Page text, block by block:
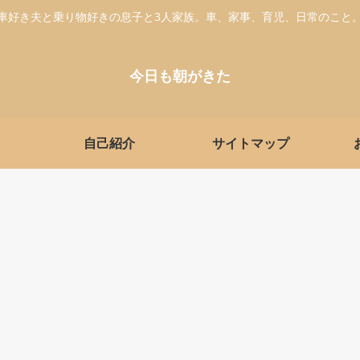
好き夫と乗り物好きの息子と3人家族。車、家事、育児、日常のこと。
今日も朝がきた
自己紹介 サイトマップ